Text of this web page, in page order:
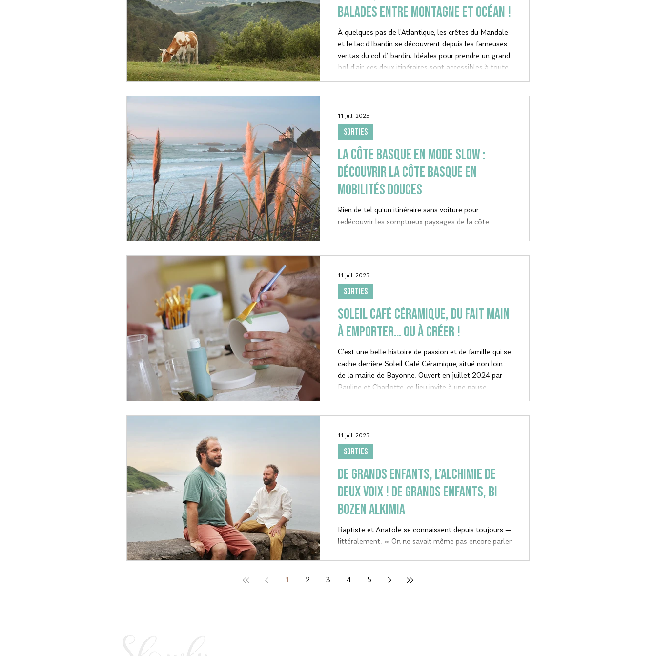
balades entre montagne et océan !
À quelques pas de l’Atlantique, les crêtes du Mandale
et le lac d’Ibardin se découvrent depuis les fameuses
ventas du col d’Ibardin. Idéales pour prendre un grand
bol d’air, ces deux itinéraires sont accessibles à toute
la famille.
LA CÔTE BASQUE EN MODE SLOW :
Découvrir la côte basque en
mobilités douces
Rien de tel qu’un itinéraire sans voiture pour
redécouvrir les somptueux paysages de la côte
SORTIES
11 juil. 2025
Soleil Café Céramique, du fait main
à emporter… ou à créer !
C’est une belle histoire de passion et de famille qui se
cache derrière Soleil Café Céramique, situé non loin
de la mairie de Bayonne. Ouvert en juillet 2024 par
Pauline et Charlotte, ce lieu invite à une pause
créative, dans une atmosphère chaleureuse et
rafraîchissante.
SORTIES
11 juil. 2025
DE GRANDS ENFANTS, l’alchimie de
deux voix ! De Grands Enfants, bi
bozen alkimia
Baptiste et Anatole se connaissent depuis toujours —
littéralement. « On ne savait même pas encore parler
ensemble.
SORTIES
11 juil. 2025
1 2 3 4 5